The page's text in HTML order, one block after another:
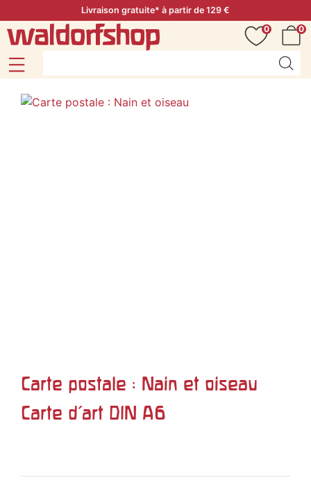
Livraison gratuite* à partir de 129 €
0
0
Carte postale : Nain et oiseau
Carte d'art DIN A6